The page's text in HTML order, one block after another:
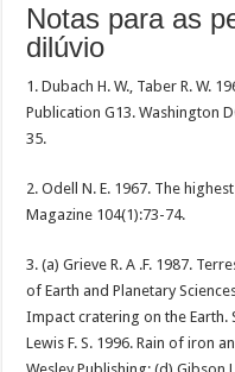
Notas para as
dilúvio
1. Dubach H. W., Taber R. W.
Publication G13. Washington
35.
2. Odell N. E. 1967. The
Magazine 104(1):73-74.
3. (a) Grieve R. A .F. 1987.
of Earth and Planetary
Impact cratering on the Earth.
Lewis F. S. 1996. Rain of iron